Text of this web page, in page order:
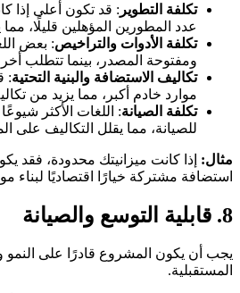
تكلفة التطوير : قد تكون أعلى إذا
عدد المطورين المؤهلين قليلًا،
تكلفة الأدوات والتراخيص: بعض
ومفتوحة المصدر، بينما تتطلب
تكاليف الاستضافة والبنية التحتية:
موارد خادم أكبر، مما يزيد من
تكلفة الصيانة: اللغات الأكثر
للصيانة، مما يقلل التكاليف على
مثال: إذا كانت ميزانيتك محدودة، فقد
استضافة مشتركة خيارًا اقتصاديًا لبناء
8. قابلية التوسع والصيانة
يجب أن يكون المشروع قادرًا على النمو
المستقبلية.